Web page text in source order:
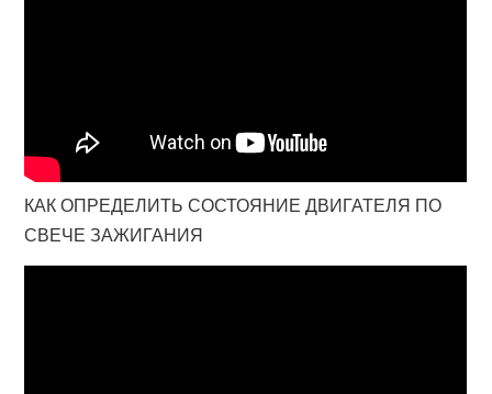
КАК ОПРЕДЕЛИТЬ СОСТОЯНИЕ ДВИГАТЕЛЯ ПО
СВЕЧЕ ЗАЖИГАНИЯ